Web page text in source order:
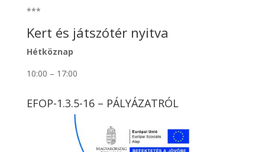
***
Kert és játszótér nyitva
Hétköznap
10:00 – 17:00
EFOP-1.3.5-16 – PÁLYÁZATRÓL